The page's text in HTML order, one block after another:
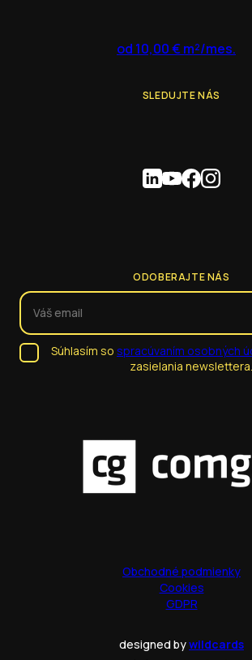
od 10,00 € m²/mes.
SLEDUJTE NÁS
ODOBERAJTE NÁS
Súhlasím so spracúvaním osobných
zasielania newslettera.
Obchodné podmienky
Cookies
GDPR
designed bywildcards